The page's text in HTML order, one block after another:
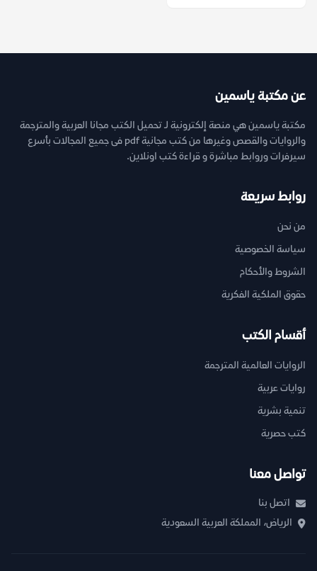
عن مكتبة ياسمين
مكتبة ياسمين هي منصة إلكترونية لـ تحميل الكتب مجانا العربية والمترجمة
والروايات والقصص وغيرها من كتب مجانية pdf فى جميع المجالات بأسرع
سيرفرات وروابط مباشرة و قراءة كتب اونلاين.
روابط سريعة
من نحن
سياسة الخصوصية
الشروط والأحكام
حقوق الملكية الفكرية
أقسام الكتب
الروايات العالمية المترجمة
روايات عربية
تنمية بشرية
كتب حصرية
تواصل معنا
اتصل بنا
الرياض، المملكة العربية السعودية